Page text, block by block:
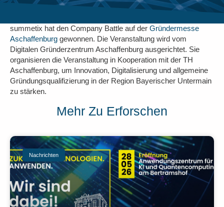
summetix hat den Company Battle auf der Gründermesse
Aschaffenburg gewonnen. Die Veranstaltung wird vom
Digitalen Gründerzentrum Aschaffenburg ausgerichtet. Sie
organisieren die Veranstaltung in Kooperation mit der TH
Aschaffenburg, um Innovation, Digitalisierung und allgemeine
Gründungsqualifizierung in der Region Bayerischer Untermain
zu stärken.
Mehr Zu Erforschen
Nachrichten